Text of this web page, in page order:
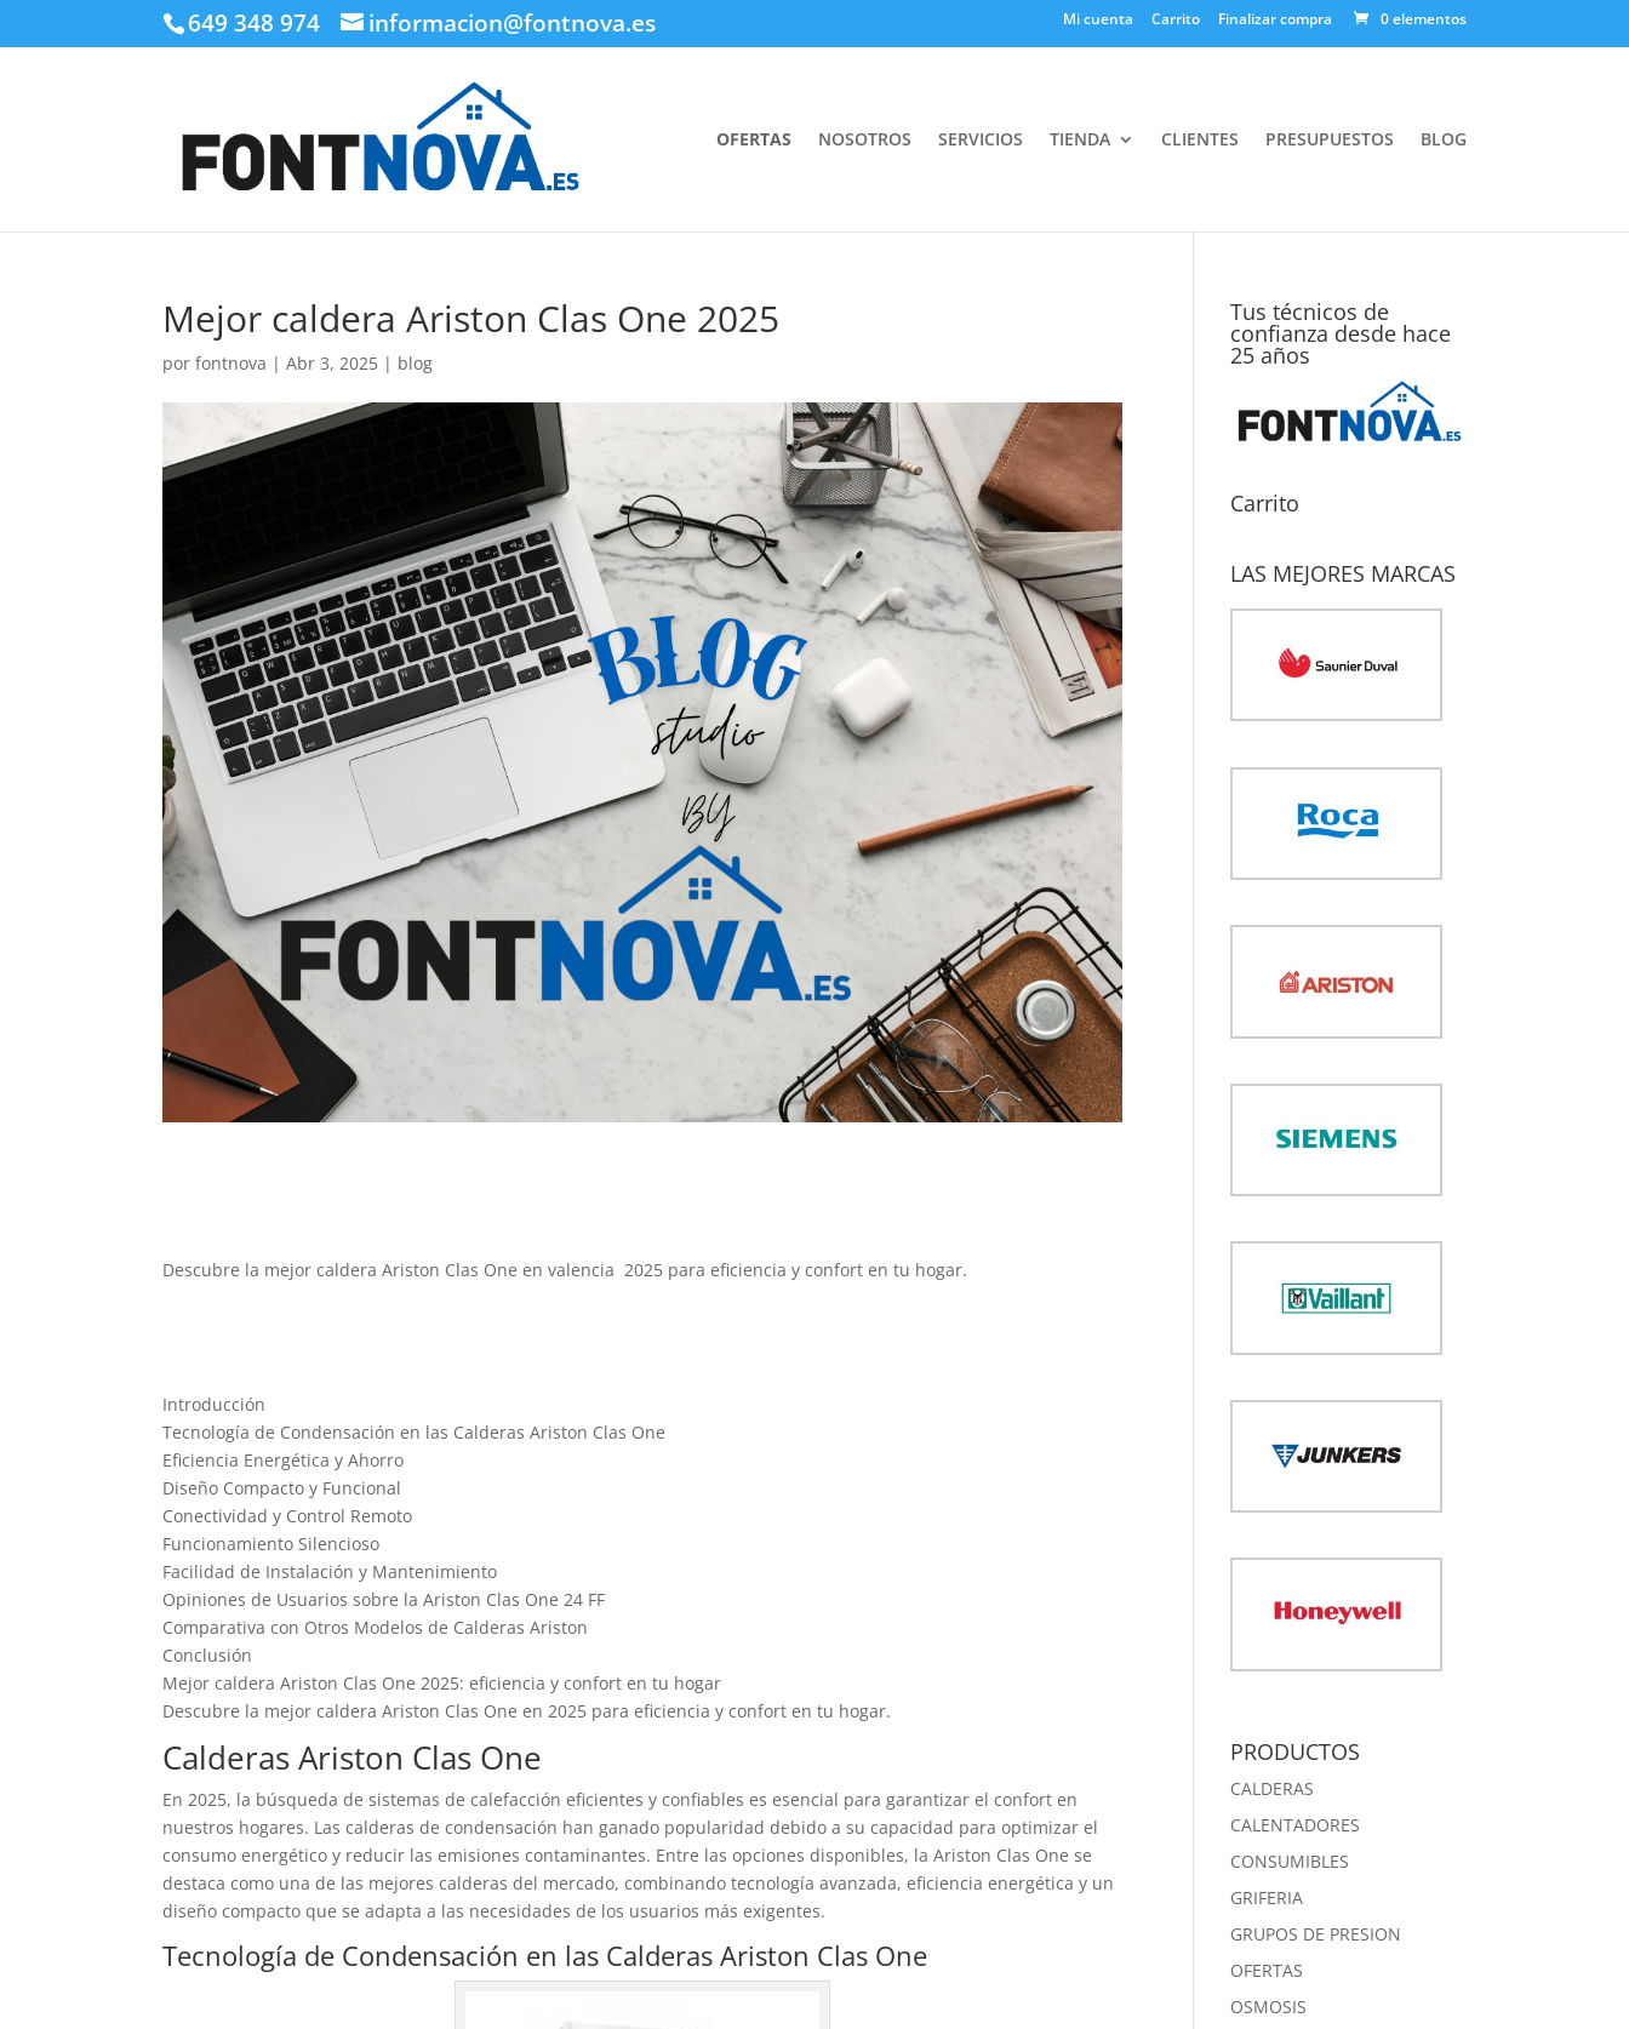
649 348 974 informacion@fontnova.es Mi cuenta Carrito Finalizar compra 0 elementos
OFERTAS NOSOTROS SERVICIOS TIENDA CLIENTES PRESUPUESTOS BLOG
Mejor caldera Ariston Clas One 2025
porfontnova |Abr 3, 2025 | blog
Descubre la mejor caldera Ariston Clas One en valencia 2025 para eficiencia y confort en tu hogar.
Introducción
Tecnología de Condensación en las Calderas Ariston Clas One
Eficiencia Energética y Ahorro
Diseño Compacto y Funcional
Conectividad y Control Remoto
Funcionamiento Silencioso
Facilidad de Instalación y Mantenimiento
Opiniones de Usuarios sobre la Ariston Clas One 24 FF
Comparativa con Otros Modelos de Calderas Ariston
Conclusión
Mejor caldera Ariston Clas One 2025: eficiencia y confort en tu hogar
Descubre la mejor caldera Ariston Clas One en 2025 para eficiencia y confort en tu hogar.
Calderas Ariston Clas One
En 2025, la búsqueda de sistemas de calefacción eficientes y confiables es esencial para garantizar el confort en
nuestros hogares. Las calderas de condensación han ganado popularidad debido a su capacidad para optimizar el
consumo energético y reducir las emisiones contaminantes. Entre las opciones disponibles, la Ariston Clas One se
destaca como una de las mejores calderas del mercado, combinando tecnología avanzada, eficiencia energética y un
diseño compacto que se adapta a las necesidades de los usuarios más exigentes.
Tecnología de Condensación en las Calderas Ariston Clas One
Tus técnicos de
confianza desde hace
25 años
Carrito
LAS MEJORES MARCAS
PRODUCTOS
CALDERAS
CALENTADORES
CONSUMIBLES
GRIFERIA
GRUPOS DE PRESION
OFERTAS
OSMOSIS